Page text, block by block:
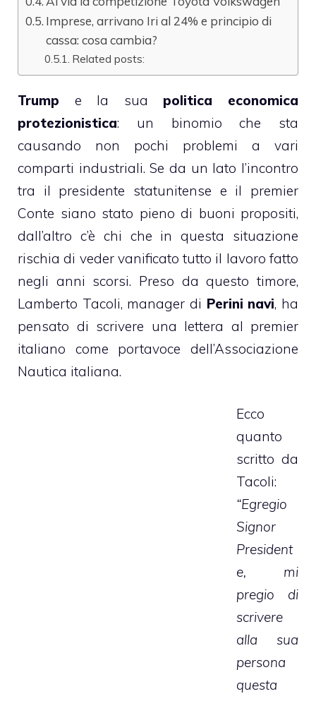
Imprese, arrivano Iri al 24% e principio di
cassa: cosa cambia?
Related posts:
Trump e la sua politica economica
protezionistica: un binomio che sta
causando non pochi problemi a vari
comparti industriali. Se da un lato l’incontro
tra il presidente statunitense e il premier
Conte siano stato pieno di buoni propositi,
dall’altro c’è chi che in questa situazione
rischia di veder vanificato tutto il lavoro fatto
negli anni scorsi. Preso da questo timore,
Lamberto Tacoli, manager di Perini navi, ha
pensato di scrivere una lettera al premier
italiano come portavoce dell’Associazione
Nautica italiana.
Ecco
quanto
scritto da
Tacoli:
“Egregio
Signor
President
e, mi
pregio di
scrivere
alla sua
persona
questa